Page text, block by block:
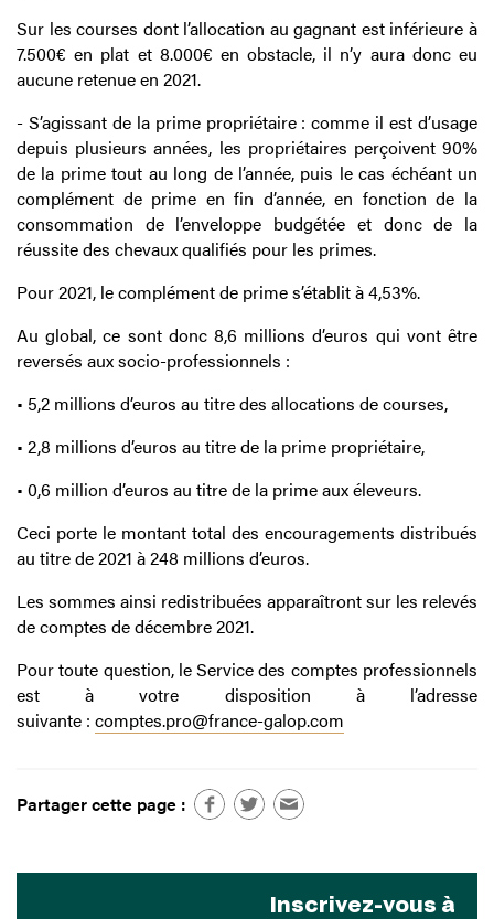
Sur les courses dont l’allocation au gagnant est inférieure à
7.500€ en plat et 8.000€ en obstacle, il n’y aura donc eu
aucune retenue en 2021.
- S’agissant de la prime propriétaire : comme il est d’usage
depuis plusieurs années, les propriétaires perçoivent 90%
de la prime tout au long de l’année, puis le cas échéant un
complément de prime en fin d’année, en fonction de la
consommation de l’enveloppe budgétée et donc de la
réussite des chevaux qualifiés pour les primes.
Pour 2021, le complément de prime s’établit à 4,53%.
Au global, ce sont donc 8,6 millions d’euros qui vont être
reversés aux socio-professionnels :
• 5,2 millions d’euros au titre des allocations de courses,
• 2,8 millions d’euros au titre de la prime propriétaire,
• 0,6 million d’euros au titre de la prime aux éleveurs.
Ceci porte le montant total des encouragements distribués
au titre de 2021 à 248 millions d’euros.
Les sommes ainsi redistribuées apparaîtront sur les relevés
de comptes de décembre 2021.
Pour toute question, le Service des comptes professionnels
est à votre disposition à l’adresse
suivante : comptes.pro@france-galop.com
Partager cette page :
Inscrivez-vous à